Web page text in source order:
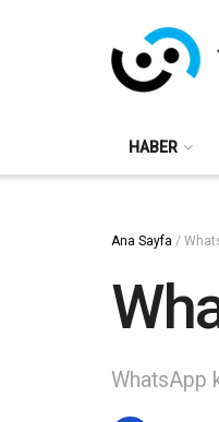
HABER
Ana Sayfa /
WhatsApp